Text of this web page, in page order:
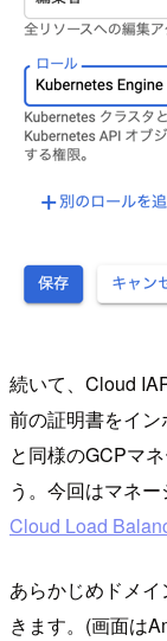
続いて、Cloud
前の証明書をイ
と同様のGCPマ
う。今回はマネ
Cloud Load
あらかじめドメ
きます。(画面は